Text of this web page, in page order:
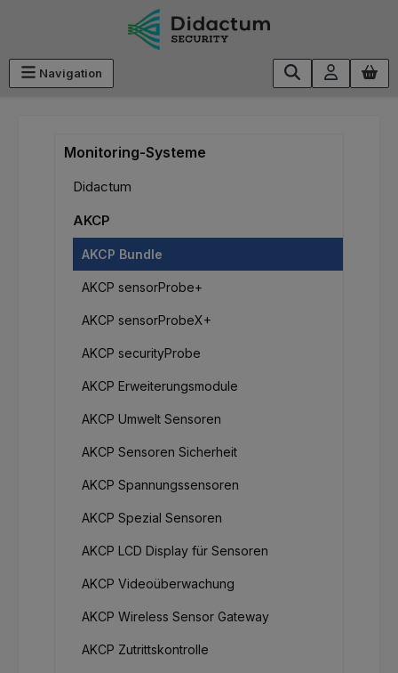
Zum Hauptinhalt springen
Navigation
Monitoring-Systeme
Didactum
AKCP
AKCP Bundle
AKCP sensorProbe+
AKCP sensorProbeX+
AKCP securityProbe
AKCP Erweiterungsmodule
AKCP Umwelt Sensoren
AKCP Sensoren Sicherheit
AKCP Spannungssensoren
AKCP Spezial Sensoren
AKCP LCD Display für Sensoren
AKCP Videoüberwachung
AKCP Wireless Sensor Gateway
AKCP Zutrittskontrolle